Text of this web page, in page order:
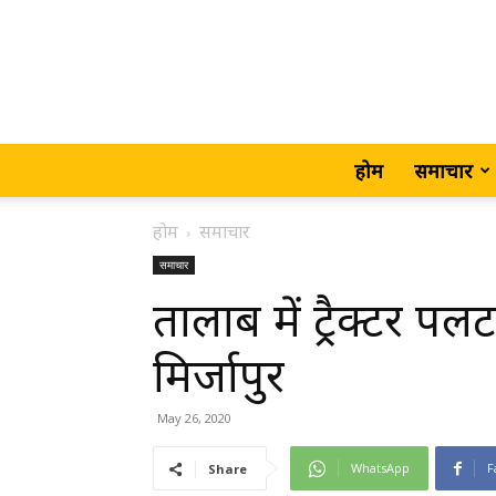
होम समाचार
होम समाचार
समाचार
तालाब में ट्रैक्टर
मिर्जापुर
May 26, 2020
Share WhatsApp